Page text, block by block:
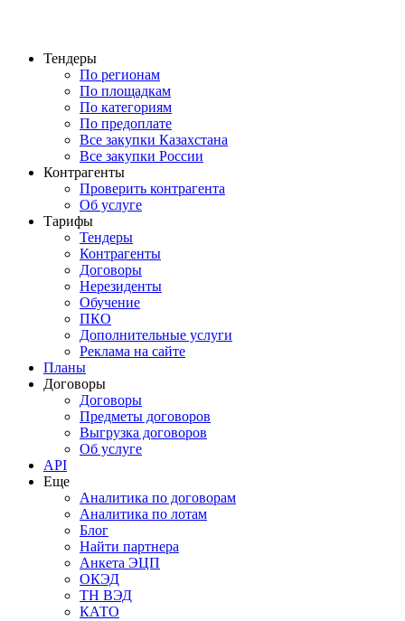
Тендеры
По регионам
По площадкам
По категориям
По предоплате
Все закупки Казахстана
Все закупки России
Контрагенты
Проверить контрагента
Об услуге
Тарифы
Тендеры
Контрагенты
Договоры
Нерезиденты
Обучение
ПКО
Дополнительные услуги
Реклама на сайте
Планы
Договоры
Договоры
Предметы договоров
Выгрузка договоров
Об услуге
API
Еще
Аналитика по договорам
Аналитика по лотам
Блог
Найти партнера
Анкета ЭЦП
ОКЭД
ТН ВЭД
КАТО